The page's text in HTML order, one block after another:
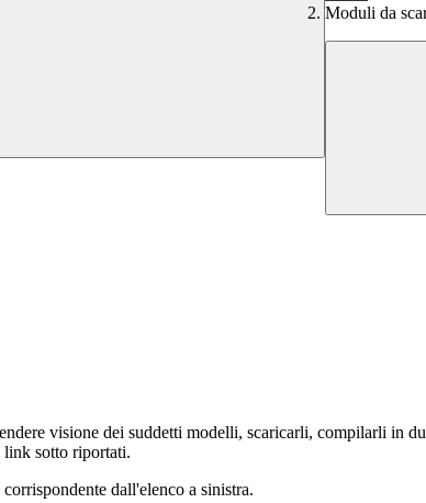
Moduli da
visione dei suddetti modelli, scaricarli, compilarli in
link sotto riportati.
dall'elenco a sinistra.